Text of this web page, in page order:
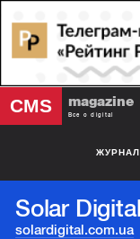
CMS magazine
Все о digital
ЖУРНАЛ
Solar Digital
solardigital.com.ua